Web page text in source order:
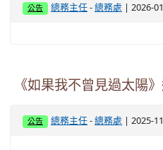
公告 總務主任 -總務處 | 2026-
《如果我不曾見過太陽
公告 總務主任 -總務處 | 2025-